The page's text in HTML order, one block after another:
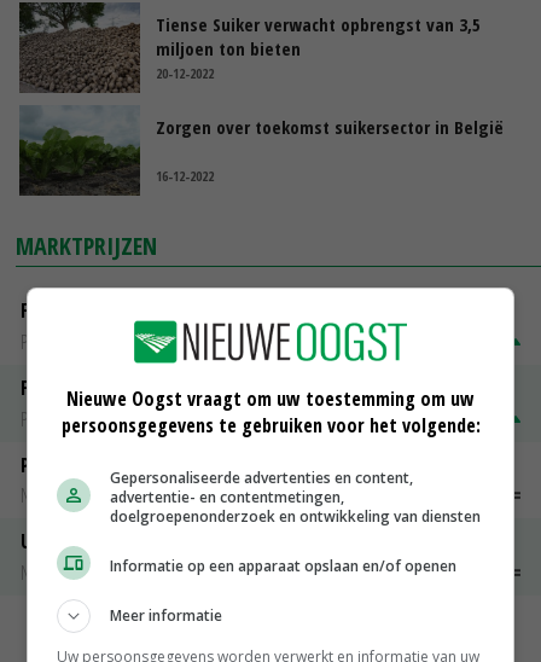
Tiense Suiker verwacht opbrengst van 3,5
miljoen ton bieten
20-12-2022
Zorgen over toekomst suikersector in België
16-12-2022
MARKTPRIJZEN
Fontane
PotatoNL
€ 15,00
Fritesgeschikt NL Du Be
PotatoNL
€ 15,00~ € 23,00
Peen
Noteringen
Uien Middenmeer Geel 30-60% grof
Noteringen
€ 0,00~ € 0,00
Nieuwe Oogst vraagt om uw toestemming om uw
persoonsgegevens te gebruiken voor het volgende:
Gepersonaliseerde advertenties en content,
advertentie- en contentmetingen,
doelgroepenonderzoek en ontwikkeling van diensten
Informatie op een apparaat opslaan en/of openen
Meer informatie
Uw persoonsgegevens worden verwerkt en informatie van uw